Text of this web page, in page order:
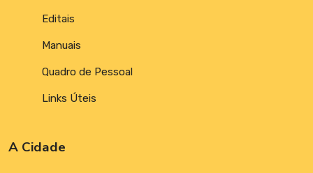
Editais
Manuais
Quadro de Pessoal
Links Úteis
A Cidade